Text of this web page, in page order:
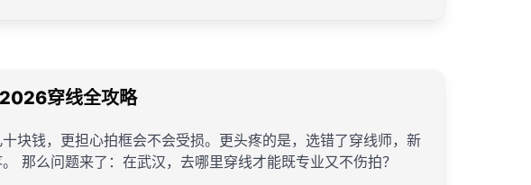
穿线全攻略
块钱，更担心拍框会不会受损。更头疼的是，选错了穿线师，新
那么问题来了：在武汉，去哪里穿线才能既专业又不伤拍？